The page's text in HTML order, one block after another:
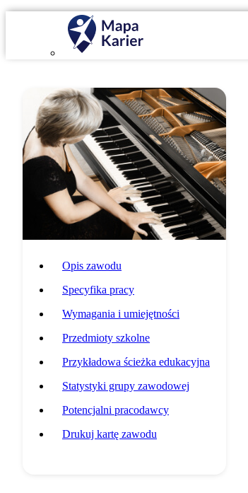
Opis zawodu
Specyfika pracy
Wymagania i umiejętności
Przedmioty szkolne
Przykładowa ścieżka edukacyjna
Statystyki grupy zawodowej
Potencjalni pracodawcy
Drukuj kartę zawodu